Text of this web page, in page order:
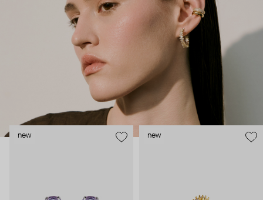
внушительный арсенал украшений, чтобы, поменяв серьги,
поехать на вечеринку сразу из офиса.
new new